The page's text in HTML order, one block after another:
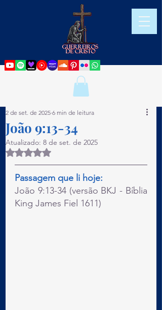
João 9:13-34
2 de set. de 2025 6 min de leitura
Atualizado: 8 de set. de 2025
Avaliado com NaN de 5 estrelas.
Passagem que li hoje:
João 9:13-34 (versão BKJ - Bíblia
King James Fiel 1611)